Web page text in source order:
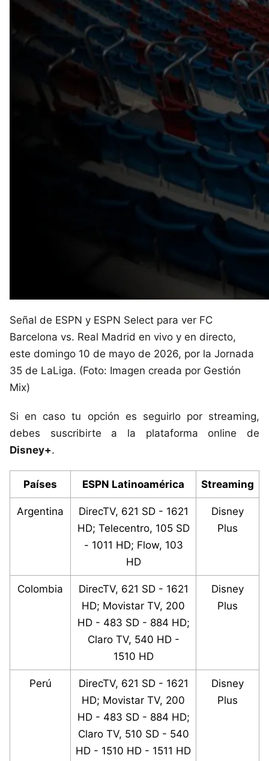
Señal de ESPN y ESPN Select para ver FC
Barcelona vs. Real Madrid en vivo y en directo,
este domingo 10 de mayo de 2026, por la Jornada
35 de LaLiga. (Foto: Imagen creada por Gestión
Mix)
Si en caso tu opción es seguirlo por streaming,
debes suscribirte a la plataforma online de
Disney+.
Países ESPN Latinoamérica Streaming
Argentina
DirecTV, 621 SD - 1621
HD; Telecentro, 105 SD
- 1011 HD; Flow, 103
HD
Disney
Plus
Colombia
DirecTV, 621 SD - 1621
HD; Movistar TV, 200
HD - 483 SD - 884 HD;
Claro TV, 540 HD -
1510 HD
Disney
Plus
Perú
DirecTV, 621 SD - 1621
HD; Movistar TV, 200
HD - 483 SD - 884 HD;
Claro TV, 510 SD - 540
HD - 1510 HD - 1511 HD
Disney
Plus